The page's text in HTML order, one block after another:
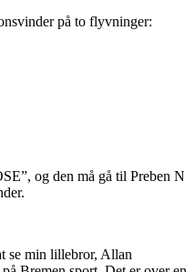
på to flyvninger:
og den må gå til Preben N
se min lillebror, Allan